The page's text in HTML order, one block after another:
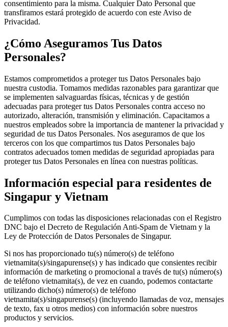
consentimiento para la misma. Cualquier Dato Personal que
transfiramos estará protegido de acuerdo con este Aviso de
Privacidad.
¿Cómo Aseguramos Tus Datos
Personales?
Estamos comprometidos a proteger tus Datos Personales bajo
nuestra custodia. Tomamos medidas razonables para garantizar que
se implementen salvaguardas físicas, técnicas y de gestión
adecuadas para proteger tus Datos Personales contra acceso no
autorizado, alteración, transmisión y eliminación. Capacitamos a
nuestros empleados sobre la importancia de mantener la privacidad y
seguridad de tus Datos Personales. Nos aseguramos de que los
terceros con los que compartimos tus Datos Personales bajo
contratos adecuados tomen medidas de seguridad apropiadas para
proteger tus Datos Personales en línea con nuestras políticas.
Información especial para residentes de
Singapur y Vietnam
Cumplimos con todas las disposiciones relacionadas con el Registro
DNC bajo el Decreto de Regulación Anti-Spam de Vietnam y la
Ley de Protección de Datos Personales de Singapur.
Si nos has proporcionado tu(s) número(s) de teléfono
vietnamita(s)/singapurense(s) y has indicado que consientes recibir
información de marketing o promocional a través de tu(s) número(s)
de teléfono vietnamita(s), de vez en cuando, podemos contactarte
utilizando dicho(s) número(s) de teléfono
vietnamita(s)/singapurense(s) (incluyendo llamadas de voz, mensajes
de texto, fax u otros medios) con información sobre nuestros
productos y servicios.